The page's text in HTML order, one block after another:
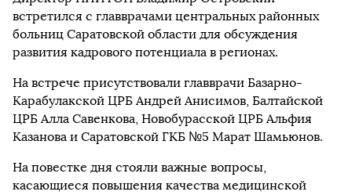
встретился с главврачами центральных районных
больниц Саратовской области для обсуждения
развития кадрового потенциала в регионах.
На встрече присутствовали главврачи Базарно-
Карабулакской ЦРБ Андрей Анисимов, Балтайской
ЦРБ Алла Савенкова, Новобурасской ЦРБ Альфия
Казанова и Саратовской ГКБ №5 Марат Шамьюнов.
На повестке дня стояли важные вопросы,
касающиеся повышения качества медицинской